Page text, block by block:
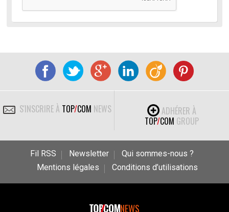
S'INSCRIRE À TOP/COM NEWS
ADHÉRER À
TOP/COM GROUP
Fil RSS Newsletter
Qui sommes-nous ?
Mentions légales
Conditions d’utilisations
NEWS